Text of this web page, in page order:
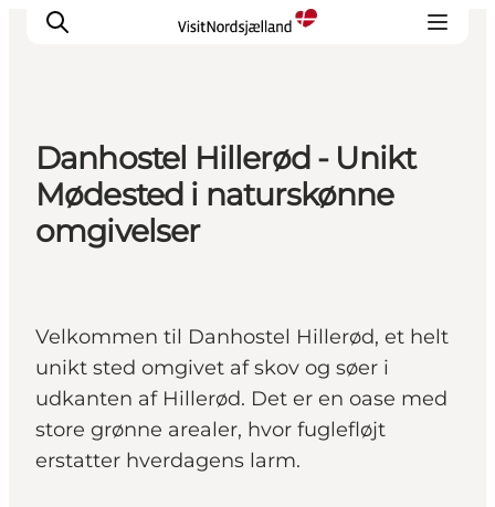
Highlights
Oplev
Det Sker
Planlæg ferien
Danhostel Hillerød - Unikt
Mødested i naturskønne
omgivelser
Velkommen til Danhostel Hillerød, et helt
unikt sted omgivet af skov og søer i
udkanten af Hillerød. Det er en oase med
store grønne arealer, hvor fuglefløjt
erstatter hverdagens larm.